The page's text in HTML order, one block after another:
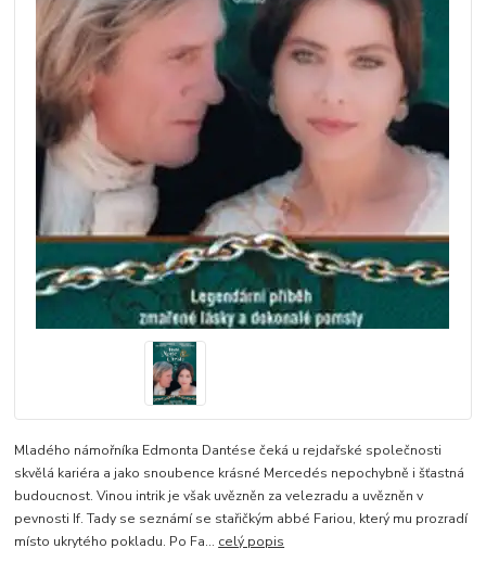
Mladého námořníka Edmonta Dantése čeká u rejdařské společnosti
skvělá kariéra a jako snoubence krásné Mercedés nepochybně i šťastná
budoucnost. Vinou intrik je však uvězněn za velezradu a uvězněn v
pevnosti If. Tady se seznámí se stařičkým abbé Fariou, který mu prozradí
místo ukrytého pokladu. Po Fa... celý popis